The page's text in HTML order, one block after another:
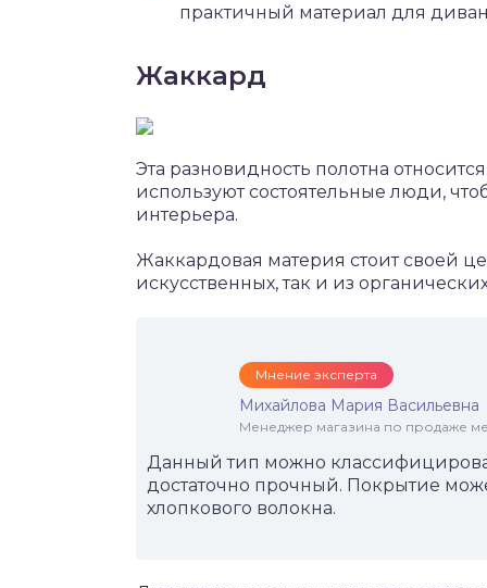
практичный материал для
Жаккард
Эта разновидность полотна
используют состоятельные люди,
интерьера.
Жаккардовая материя стоит своей
искусственных, так и из
Мнение эксперта
Михайлова Мария Васильевна
Менеджер магазина по продаже
Данный тип можно
достаточно прочный. Покрытие
хлопкового волокна.